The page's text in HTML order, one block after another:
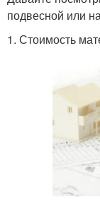
подвесной или
1. Стоимость